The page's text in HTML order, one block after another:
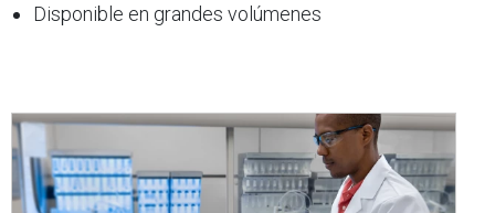
Disponible en grandes volúmenes